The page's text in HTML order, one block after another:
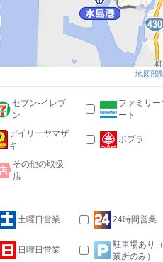
地図閲
セブン-イレブ
ン
ファミリー
ート
デイリーヤマザ
キ
ポプラ
その他の取扱
店
土曜日営業 24時間営業
日曜日営業
駐車場あり
業所のみ）